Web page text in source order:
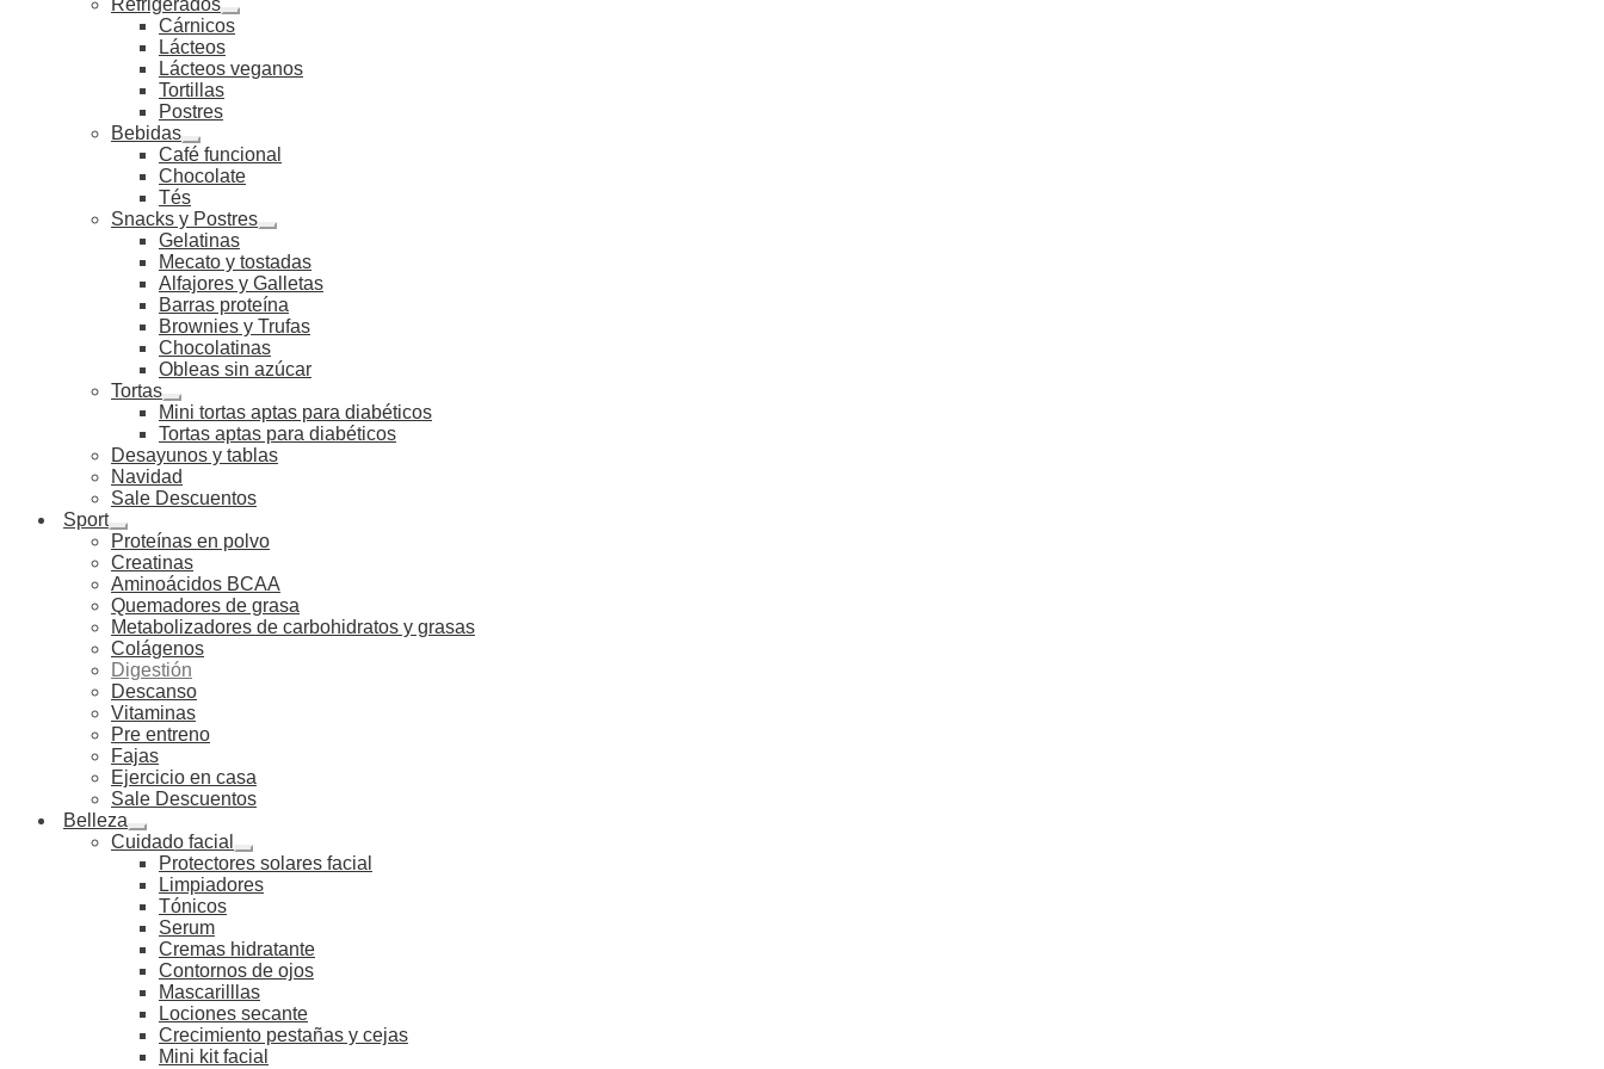
Refrigerados
Cárnicos
Lácteos
Lácteos veganos
Tortillas
Postres
Bebidas
Café funcional
Chocolate
Tés
Snacks y Postres
Gelatinas
Mecato y tostadas
Alfajores y Galletas
Barras proteína
Brownies y Trufas
Chocolatinas
Obleas sin azúcar
Tortas
Mini tortas aptas para diabéticos
Tortas aptas para diabéticos
Desayunos y tablas
Navidad
Sale Descuentos
Sport
Proteínas en polvo
Creatinas
Aminoácidos BCAA
Quemadores de grasa
Metabolizadores de carbohidratos y grasas
Colágenos
Digestión
Descanso
Vitaminas
Pre entreno
Fajas
Ejercicio en casa
Sale Descuentos
Belleza
Cuidado facial
Protectores solares facial
Limpiadores
Tónicos
Serum
Cremas hidratante
Contornos de ojos
Mascarilllas
Lociones secante
Crecimiento pestañas y cejas
Mini kit facial